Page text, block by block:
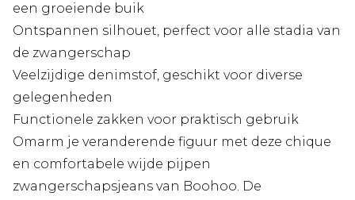
een groeiende buik
Ontspannen silhouet, perfect voor alle stadia van
de zwangerschap
Veelzijdige denimstof, geschikt voor diverse
gelegenheden
Functionele zakken voor praktisch gebruik
Omarm je veranderende figuur met deze chique
en comfortabele wijde pijpen
zwangerschapsjeans van Boohoo. De